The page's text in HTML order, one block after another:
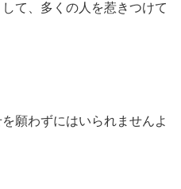
て、多くの人を惹きつけて
願わずにはいられませんよ